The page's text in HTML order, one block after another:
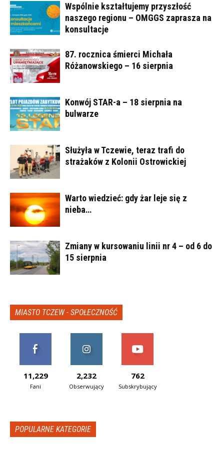
Wspólnie kształtujemy przyszłość
naszego regionu – OMGGS zaprasza na
konsultacje
87. rocznica śmierci Michała
Różanowskiego – 16 sierpnia
Konwój STAR-a – 18 sierpnia na
bulwarze
Służyła w Tczewie, teraz trafi do
strażaków z Kolonii Ostrowickiej
Warto wiedzieć: gdy żar leje się z
nieba…
Zmiany w kursowaniu linii nr 4 – od 6 do
15 sierpnia
MIASTO TCZEW - SPOŁECZNOŚĆ
11,229
Fani
2,232
Obserwujący
762
Subskrybujący
POPULARNE KATEGORIE